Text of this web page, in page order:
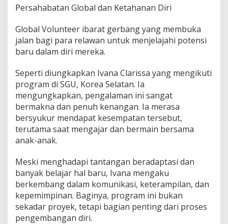
Persahabatan Global dan Ketahanan Diri
Global Volunteer ibarat gerbang yang membuka
jalan bagi para relawan untuk menjelajahi potensi
baru dalam diri mereka.
Seperti diungkapkan Ivana Clarissa yang mengikuti
program di SGU, Korea Selatan. Ia
mengungkapkan, pengalaman ini sangat
bermakna dan penuh kenangan. Ia merasa
bersyukur mendapat kesempatan tersebut,
terutama saat mengajar dan bermain bersama
anak-anak.
Meski menghadapi tantangan beradaptasi dan
banyak belajar hal baru, Ivana mengaku
berkembang dalam komunikasi, keterampilan, dan
kepemimpinan. Baginya, program ini bukan
sekadar proyek, tetapi bagian penting dari proses
pengembangan diri.